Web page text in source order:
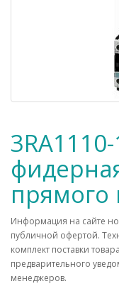
прямого
Информация на сайте
публичной офертой.
комплект поставки
предварительного
менеджеров.